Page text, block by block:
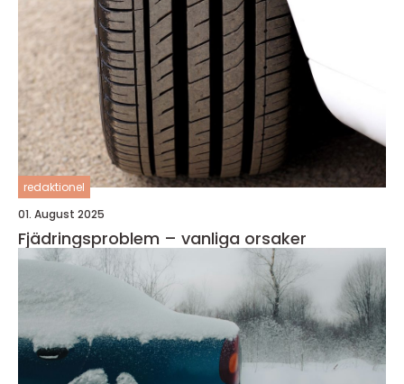
redaktionel
01. August 2025
Fjädringsproblem – vanliga orsaker